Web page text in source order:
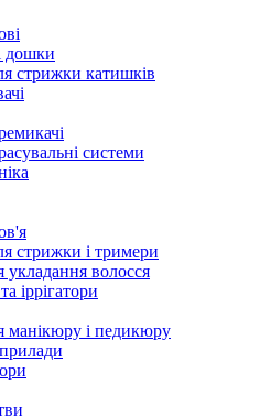
дошки
стрижки катишків
системи
стрижки і тримери
волосся
іррігатори
манікюру і педикюру